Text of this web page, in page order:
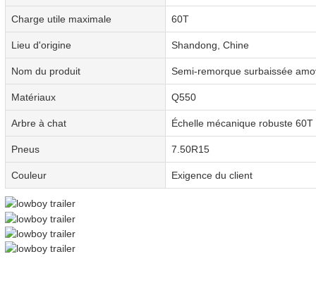
Charge utile maximale 60T
Lieu d'origine Shandong, Chine
Nom du produit Semi-remorque surbaissée
Matériaux Q550
Arbre à chat Échelle mécanique robuste 60T
Pneus 7.50R15
Couleur Exigence du client